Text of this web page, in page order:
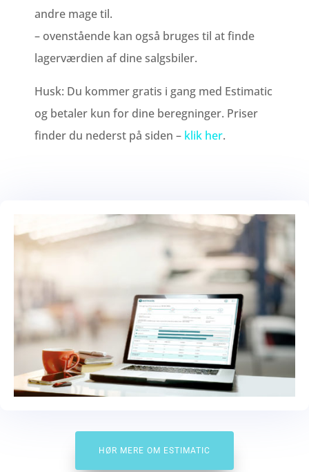
andre mage til.
– ovenstående kan også bruges til at finde
lagerværdien af dine salgsbiler.
Husk: Du kommer gratis i gang med Estimatic
og betaler kun for dine beregninger. Priser
finder du nederst på siden – klik her.
HØR MERE OM ESTIMATIC